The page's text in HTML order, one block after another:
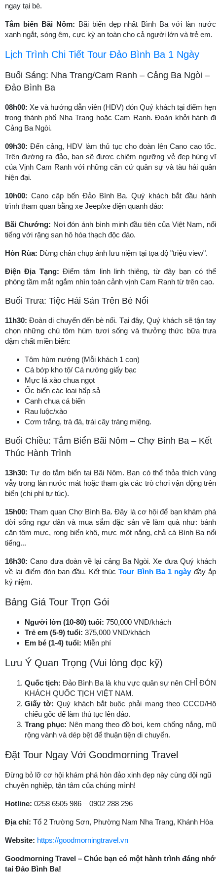
ngay tại bè.
Tắm biển Bãi Nôm: Bãi biển đẹp nhất Bình Ba với làn nước
xanh ngắt, sóng êm, cực kỳ an toàn cho cả người lớn và trẻ em.
Lịch Trình Chi Tiết Tour Đảo Bình Ba 1 Ngày
Buổi Sáng: Nha Trang/Cam Ranh – Cảng Ba Ngòi –
Đảo Bình Ba
08h00: Xe và hướng dẫn viên (HDV) đón Quý khách tại điểm hẹn
trong thành phố Nha Trang hoặc Cam Ranh. Đoàn khởi hành đi
Cảng Ba Ngòi.
09h30: Đến cảng, HDV làm thủ tục cho đoàn lên Cano cao tốc.
Trên đường ra đảo, bạn sẽ được chiêm ngưỡng vẻ đẹp hùng vĩ
của Vịnh Cam Ranh với những căn cứ quân sự và tàu hải quân
hiện đại.
10h00: Cano cập bến Đảo Bình Ba. Quý khách bắt đầu hành
trình tham quan bằng xe Jeep/xe điện quanh đảo:
Bãi Chướng: Nơi đón ánh bình minh đầu tiên của Việt Nam, nổi
tiếng với rặng san hô hóa thạch độc đáo.
Hòn Rùa: Dừng chân chụp ảnh lưu niệm tại tọa độ "triệu view".
Điện Địa Tạng: Điểm tâm linh linh thiêng, từ đây bạn có thể
phóng tầm mắt ngắm nhìn toàn cảnh vịnh Cam Ranh từ trên cao.
Buổi Trưa: Tiệc Hải Sản Trên Bè Nổi
11h30: Đoàn di chuyển đến bè nổi. Tại đây, Quý khách sẽ tận tay
chọn những chú tôm hùm tươi sống và thưởng thức bữa trưa
đậm chất miền biển:
Tôm hùm nướng (Mỗi khách 1 con)
Cá bớp kho tộ/ Cá nướng giấy bạc
Mực lá xào chua ngọt
Ốc biển các loại hấp sả
Canh chua cá biển
Rau luộc/xào
Cơm trắng, trà đá, trái cây tráng miệng.
Buổi Chiều: Tắm Biển Bãi Nôm – Chợ Bình Ba – Kết
Thúc Hành Trình
13h30: Tự do tắm biển tại Bãi Nôm. Bạn có thể thỏa thích vùng
vẫy trong làn nước mát hoặc tham gia các trò chơi vận động trên
biển (chi phí tự túc).
15h00: Tham quan Chợ Bình Ba. Đây là cơ hội để bạn khám phá
đời sống ngư dân và mua sắm đặc sản về làm quà như: bánh
căn tôm mực, rong biển khô, mực một nắng, chả cá Bình Ba nổi
tiếng...
16h30: Cano đưa đoàn về lại cảng Ba Ngòi. Xe đưa Quý khách
về lại điểm đón ban đầu. Kết thúcTour Bình Ba 1 ngàyđầy ắp
kỷ niệm.
Bảng Giá Tour Trọn Gói
Người lớn (10-80) tuổi: 750,000 VND/khách
Trẻ em (5-9) tuổi: 375,000 VND/khách
Em bé (1-4) tuổi: Miễn phí
Lưu Ý Quan Trọng (Vui lòng đọc kỹ)
Quốc tịch: Đảo Bình Ba là khu vực quân sự nên CHỈ ĐÓN
KHÁCH QUỐC TỊCH VIỆT NAM.
Giấy tờ: Quý khách bắt buộc phải mang theo CCCD/Hộ
chiếu gốc để làm thủ tục lên đảo.
Trang phục: Nên mang theo đồ bơi, kem chống nắng, mũ
rộng vành và dép bệt để thuận tiện di chuyển.
Đặt Tour Ngay Với Goodmorning Travel
Đừng bỏ lỡ cơ hội khám phá hòn đảo xinh đẹp này cùng đội ngũ
chuyên nghiệp, tận tâm của chúng mình!
Hotline: 0258 6505 986 – 0902 288 296
Địa chỉ: Tổ 2 Trường Sơn, Phường Nam Nha Trang, Khánh Hòa
Website: https://goodmorningtravel.vn
Goodmorning Travel – Chúc bạn có một hành trình đáng nhớ
tại Đảo Bình Ba!